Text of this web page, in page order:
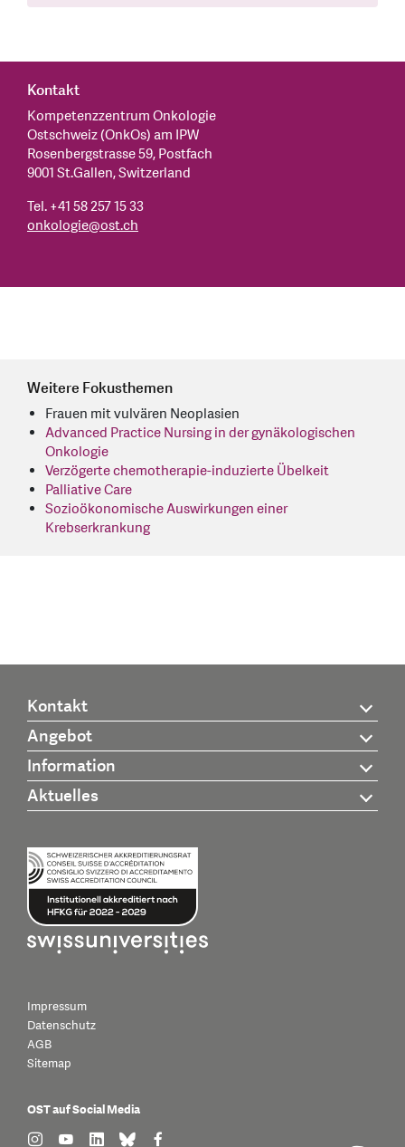
Kontakt
Kompetenzzentrum Onkologie
Ostschweiz (OnkOs) am IPW
Rosenbergstrasse 59, Postfach
9001 St.Gallen, Switzerland
Tel. +41 58 257 15 33
onkologie@ost.ch
Weitere Fokusthemen
Frauen mit vulvären Neoplasien
Advanced Practice Nursing in der gynäkologischen
Onkologie
Verzögerte chemotherapie-induzierte Übelkeit
Palliative Care
Sozioökonomische Auswirkungen einer
Krebserkrankung
Kontakt
Angebot
Information
Aktuelles
Impressum
Datenschutz
AGB
Sitemap
OST auf Social Media
find us on: instagram
find us on: youtube
find us on: linkedin
find us on: bluesky
find us on: facebook